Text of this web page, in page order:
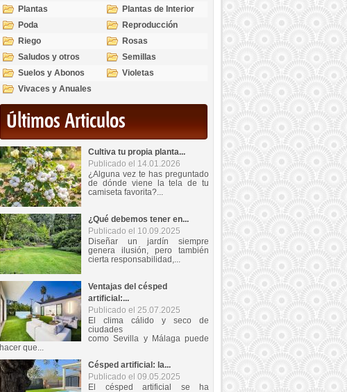
Plantas
Plantas de Interior
Poda
Reproducción
Riego
Rosas
Saludos y otros
temas
Semillas
Suelos y Abonos
Violetas
Vivaces y Anuales
Últimos Articulos
Cultiva tu propia planta...
Publicado el 14.01.2026
¿Alguna vez te has preguntado
de dónde viene la tela de tu
camiseta favorita?...
¿Qué debemos tener en...
Publicado el 10.09.2025
Diseñar un jardín siempre
genera ilusión, pero también
cierta responsabilidad,...
Ventajas del césped
artificial:...
Publicado el 25.07.2025
El clima cálido y seco de
ciudades
como Sevilla y Málaga puede
hacer que...
Césped artificial: la...
Publicado el 09.05.2025
El césped artificial se ha